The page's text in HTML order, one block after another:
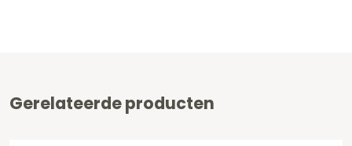
Gerelateerde producten